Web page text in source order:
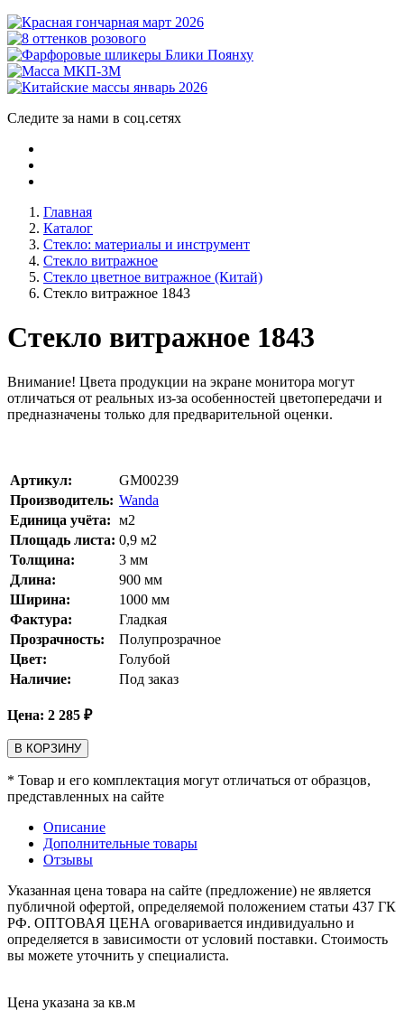
Следите за нами в соц.сетях
Главная
Каталог
Стекло: материалы и инструмент
Стекло витражное
Стекло цветное витражное (Китай)
Стекло витражное 1843
Стекло витражное 1843
Внимание! Цвета продукции на экране монитора могут
отличаться от реальных из-за особенностей цветопередачи и
предназначены только для предварительной оценки.
Артикул:
GM00239
Производитель: Wanda
Единица учёта: м2
Площадь листа: 0,9 м2
Толщина:
3 мм
Длина:
900 мм
Ширина:
1000 мм
Фактура:
Гладкая
Прозрачность:
Полупрозрачное
Цвет:
Голубой
Наличие:
Под заказ
Цена: 2 285 ₽
В КОРЗИНУ
* Товар и его комплектация могут отличаться от образцов,
представленных на сайте
Описание
Дополнительные товары
Отзывы
Указанная цена товара на сайте (предложение) не является
публичной офертой, определяемой положением статьи 437 ГК
РФ. ОПТОВАЯ ЦЕНА оговаривается индивидуально и
определяется в зависимости от условий поставки. Стоимость
вы можете уточнить у специалиста.
Цена указана за кв.м